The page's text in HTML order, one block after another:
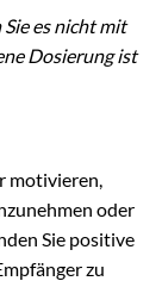
es nicht mit
Dosierung ist
motivieren,
oder
Sie positive
zu